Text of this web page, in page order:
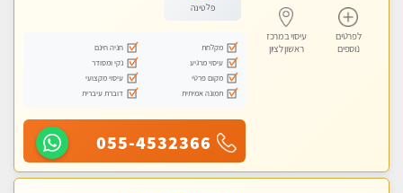
לפרטים
נוספים
עיסוי במרכז
ראשון לציון
פלטינה
מקלחת
חניה חינם
עיסוי מרגיע
נקי ומסודר
מקום פרטי
עיסוי מקצועי
תמונה אמיתית
דוברת עיברית
055-4532366